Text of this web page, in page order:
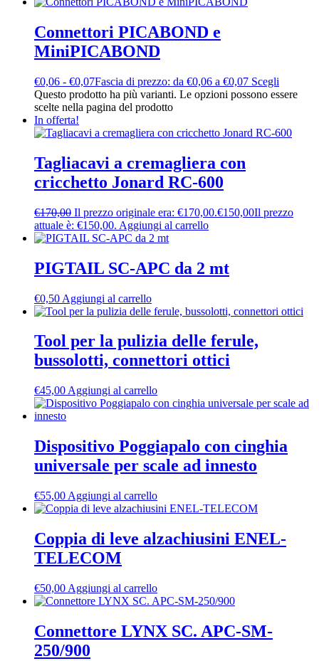
Connettori PICABOND e
MiniPICABOND
€0,06 - €0,07Fascia di prezzo: da €0,06 a €0,07 Scegli
Questo prodotto ha più varianti. Le opzioni possono essere
scelte nella pagina del prodotto
In offerta!
Tagliacavi a cremagliera con
cricchetto Jonard RC-600
€170,00 Il prezzo originale era: €170,00.€150,00Il prezzo
attuale è: €150,00. Aggiungi al carrello
PIGTAIL SC-APC da 2 mt
€0,50 Aggiungi al carrello
Tool per la pulizia delle ferule,
bussolotti, connettori ottici
€45,00 Aggiungi al carrello
Dispositivo Poggiapalo con cinghia
universale per scale ad innesto
€55,00 Aggiungi al carrello
Coppia di leve alzachiusini ENEL-
TELECOM
€50,00 Aggiungi al carrello
Connettore LYNX SC. APC-SM-
250/900